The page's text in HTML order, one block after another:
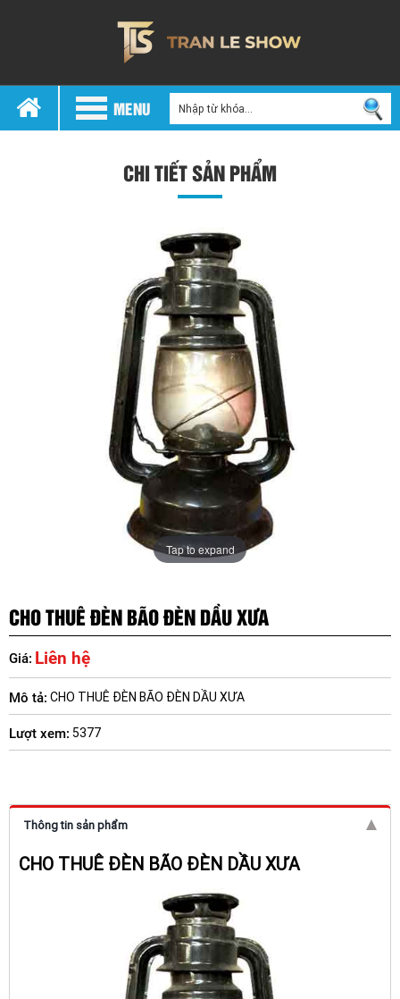
MENU
CHI TIẾT SẢN PHẨM
Tap to expand
CHO THUÊ ĐÈN BÃO ĐÈN DẦU XƯA
Giá: Liên hệ
Mô tả: CHO THUÊ ĐÈN BÃO ĐÈN DẦU XƯA
Lượt xem: 5377
Thông tin sản phẩm
CHO THUÊ ĐÈN BÃO ĐÈN DẦU XƯA